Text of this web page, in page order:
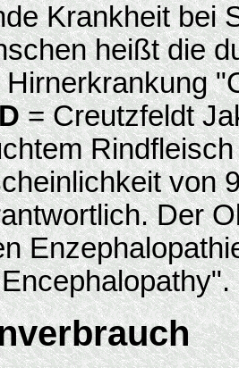
Krankheit bei
heißt die
= Creutzfeldt
von
Der